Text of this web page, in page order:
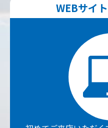
WEBサイ